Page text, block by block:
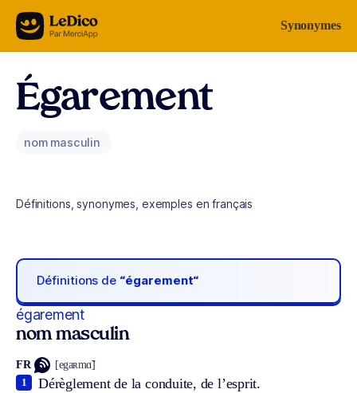
Aller au contenu Synonymes
Égarement
nom masculin
Définitions, synonymes, exemples en français
Définitions de “égarement“
égarement
nom masculin
FR [egaʀmɑ̃]
Dérèglement de la conduite, de l’esprit.
1